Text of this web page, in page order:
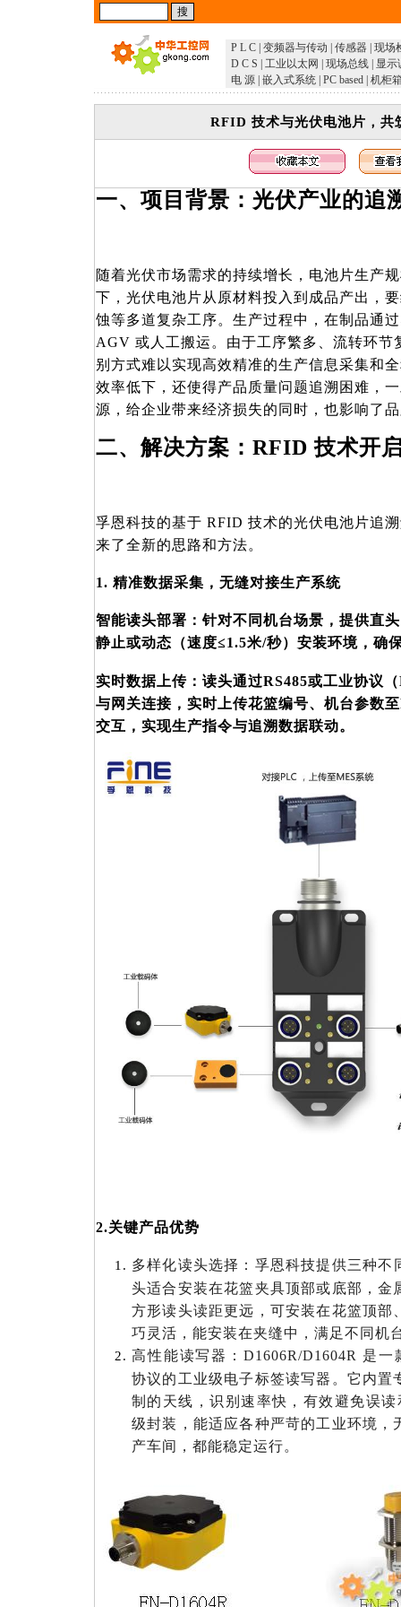
P L C 变频器与传动 传感器 现场
D C S
工业以太网 现场总线
显示
电 源 嵌入式系统 PC based 机柜
RFID 技术与光伏电池片，共
一、项目背景：光伏产业的追
随着光伏市场需求的持续增长，电池片生产
下，光伏电池片从原材料投入到成品产出，
蚀等多道复杂工序。生产过程中，在制品通
AGV 或人工搬运。由于工序繁多、流转环节
别方式难以实现高效精准的生产信息采集和
效率低下，还使得产品质量问题追溯困难，
源，给企业带来经济损失的同时，也影响了
二、解决方案： RFID 技术开
孚恩科技的基于 RFID 技术的光伏电池片追
来了全新的思路和方法。
1. 精准数据采集，无缝对接生产系统
智能读头部署：针对不同机台场景，提供直
静止或动态（速度≤1.5米/秒）安装环境，确
实时数据上传：读头通过RS485或工业协议
与网关连接，实时上传花篮编号、机台参数
交互，实现生产指令与追溯数据联动。
2.关键产品优势
多样化读头选择 ：孚恩科技提供三种不
头适合安装在花篮夹具顶部或底部，金
方形读头读距更远，可安装在花篮顶部
巧灵活，能安装在夹缝中，满足不同机
高性能读写器 ： D1606R/D1604R 是
协议的工业级电子标签读写器。它内置
制的天线，识别速率快，有效避免误
级封装，能适应各种严苛的工业环境，
产车间，都能稳定运行。